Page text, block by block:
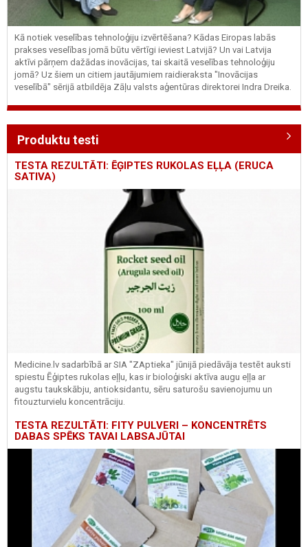
Kā notiek veselības tehnoloģiju izvērtēšana? Kādas Eiropas labās
prakses veselības jomā būtu vērtīgi ieviest Latvijā? Un vai Latvija
aktīvi pārņem dažādas inovācijas, tai skaitā veselības tehnoloģiju
jomā? Uz šiem un citiem jautājumiem raidieraksta "Inovācijas
veselībā" sērijā atbildēja Zāļu valsts aģentūras direktorei Indra Dreika.
Produktu testi
TESTA REZULTĀTI: ĒĢIPTES RUKOLAS EĻĻA (ERUCA
SATIVA)
Medicine.lv sadarbībā ar SIA "ZAptieka" jūnijā piedāvāja testēt auksti
spiestu Ēģiptes rukolas eļļu, kas ir bioloģiski aktīva augu eļļa ar
augstu taukskābju, antioksidantu, sēru saturošu savienojumu un
fitouzturvielu koncentrāciju.
TESTA REZULTĀTI: FITY PULVERI – KONCENTRĒTS
DABAS SPĒKS TAVAI LABSAJŪTAI